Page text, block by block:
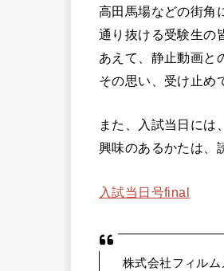
高田馬場などの街角
通り抜ける受験生の
あえて、静止動画と
その思い、受け止め
また、入試当日には
興味のあるかたは、
入試当日号final
株式会社フィル